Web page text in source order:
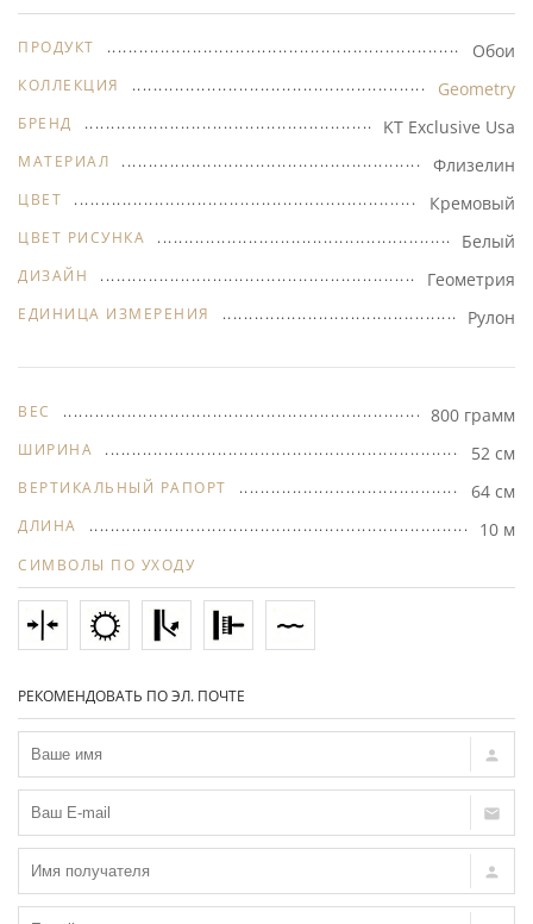
ПРОДУКТ Обои
КОЛЛЕКЦИЯ Geometry
БРЕНД KT Exclusive Usa
МАТЕРИАЛ Флизелин
ЦВЕТ РИСУНКА Белый
ДИЗАЙН Геометрия
ЕДИНИЦА ИЗМЕРЕНИЯ Рулон
ЦВЕТ Кремовый
ВЕС 800 грамм
ШИРИНА 52 см
ВЕРТИКАЛЬНЫЙ РАПОРТ 64 см
ДЛИНА 10 м
СИМВОЛЫ ПО УХОДУ
РЕКОМЕНДОВАТЬ ПО ЭЛ. ПОЧТЕ